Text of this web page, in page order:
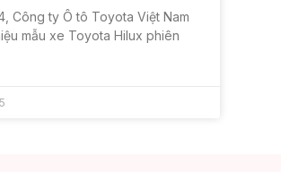
Công ty Ô tô Toyota Việt Nam
mẫu xe Toyota Hilux phiên